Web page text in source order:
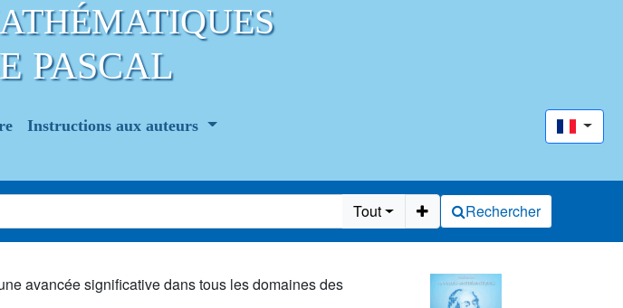
PASCAL
Instructions aux auteurs
Tout Rechercher
avancée significative dans tous les domaines des